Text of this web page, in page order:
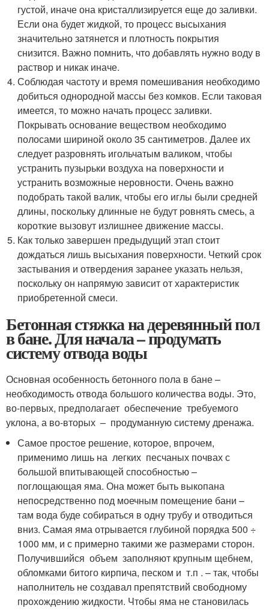
густой, иначе она кристаллизируется еще до заливки.
Если она будет жидкой, то процесс высыхания
значительно затянется и плотность покрытия
снизится. Важно помнить, что добавлять нужно воду в
раствор и никак иначе.
Соблюдая частоту и время помешивания необходимо
добиться однородной массы без комков. Если таковая
имеется, то можно начать процесс заливки.
Покрывать основание веществом необходимо
полосами шириной около 35 сантиметров. Далее их
следует разровнять игольчатым валиком, чтобы
устранить пузырьки воздуха на поверхности и
устранить возможные неровности. Очень важно
подобрать такой валик, чтобы его иглы были средней
длины, поскольку длинные не будут ровнять смесь, а
короткие вызовут излишнее движение массы.
Как только завершен предыдущий этап стоит
дождаться лишь высыхания поверхности. Четкий срок
застывания и отвердения заранее указать нельзя,
поскольку он напрямую зависит от характеристик
приобретенной смеси.
Бетонная стяжка на деревянный пол
в бане. Для начала – продумать
систему отвода воды
Основная особенность бетонного пола в бане –
необходимость отвода большого количества воды. Это,
во-первых, предполагает обеспечение требуемого
уклона, а во-вторых – продуманную систему дренажа.
Самое простое решение, которое, впрочем,
применимо лишь на легких песчаных почвах с
большой впитывающей способностью –
поглощающая яма. Она может быть выкопана
непосредственно под моечным помещение бани –
там вода буде собираться в одну трубу и отводиться
вниз. Самая яма отрывается глубиной порядка 500 ÷
1000 мм, и с примерно такими же размерами сторон.
Получившийся объем заполняют крупным щебнем,
обломками битого кирпича, песком и т.п . – так, чтобы
наполнитель не создавал препятствий свободному
прохождению жидкости. Чтобы яма не становилась